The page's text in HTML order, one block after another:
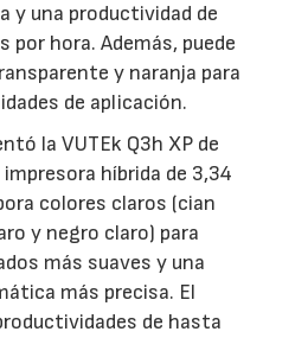
y una productividad de
por hora. Además, puede
y naranja para
de aplicación.
la VUTEk Q3h XP de
híbrida de 3,34
colores claros (cian
y negro claro) para
más suaves y una
más precisa. El
de hasta